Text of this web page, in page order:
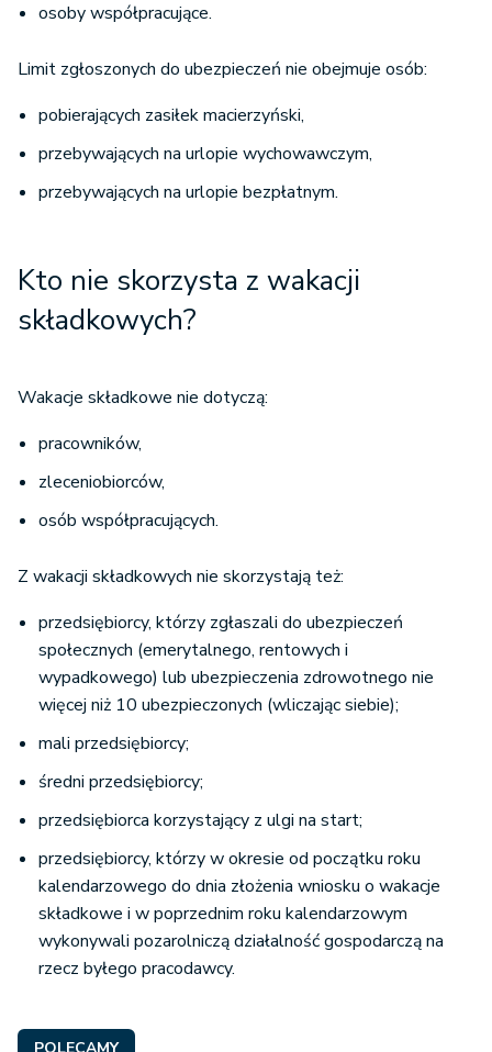
osoby współpracujące.
Limit zgłoszonych do ubezpieczeń nie obejmuje osób:
pobierających zasiłek macierzyński,
przebywających na urlopie wychowawczym,
przebywających na urlopie bezpłatnym.
Kto nie skorzysta z wakacji
składkowych?
Wakacje składkowe nie dotyczą:
pracowników,
zleceniobiorców,
osób współpracujących.
Z wakacji składkowych nie skorzystają też:
przedsiębiorcy, którzy zgłaszali do ubezpieczeń
społecznych (emerytalnego, rentowych i
wypadkowego) lub ubezpieczenia zdrowotnego nie
więcej niż 10 ubezpieczonych (wliczając siebie);
mali przedsiębiorcy;
średni przedsiębiorcy;
przedsiębiorca korzystający z ulgi na start;
przedsiębiorcy, którzy w okresie od początku roku
kalendarzowego do dnia złożenia wniosku o wakacje
składkowe i w poprzednim roku kalendarzowym
wykonywali pozarolniczą działalność gospodarczą na
rzecz byłego pracodawcy.